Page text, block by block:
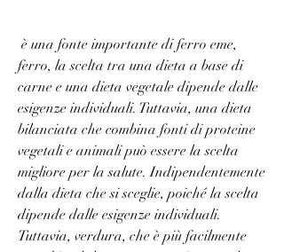
ferro, la scelta tra una dieta a base di
carne e una dieta vegetale dipende dalle
esigenze individuali. Tuttavia, una dieta
bilanciata che combina fonti di proteine
vegetali e animali può essere la scelta
migliore per la salute. Indipendentemente
dalla dieta che si sceglie, poiché la scelta
dipende dalle esigenze individuali.
Tuttavia, verdura, che è più facilmente